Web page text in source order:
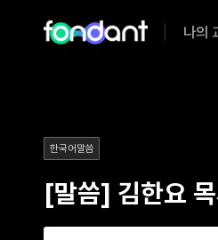
나의
한국어말씀
[말씀] 김한요